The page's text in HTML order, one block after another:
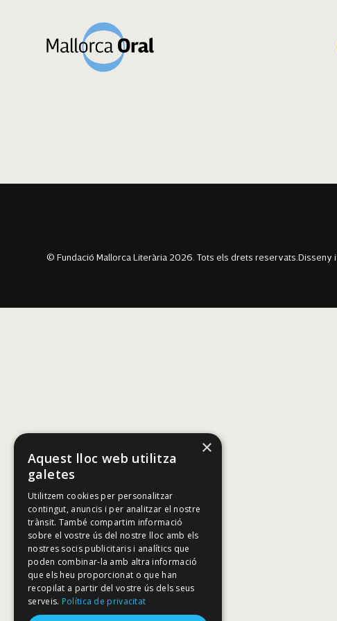
Núria Torres
Joana Maria Gomez Lliteras
© Fundació Mallorca Literària 2026. Tots els drets reservats. Disseny
×
Aquest lloc web utilitza
galetes
Utilitzem cookies per personalitzar
contingut, anuncis i per analitzar el nostre
trànsit. També compartim informació
sobre el vostre ús del nostre lloc amb els
nostres socis publicitaris i analítics que
poden combinar-la amb altra informació
que els heu proporcionat o que han
recopilat a partir del vostre ús dels seus
serveis. Política de privacitat